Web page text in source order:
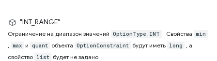
"INT_RANGE"
Ограничение на диапазон значений OptionType.INT . Свойства min
, max и quant объекта OptionConstraint будут иметь long , а
свойство list будет не задано.